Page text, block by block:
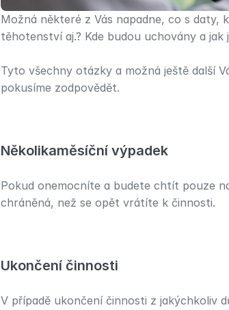
Možná některé z Vás napadne, co s
těhotenství aj.? Kde budou uchovány a
Tyto všechny otázky a možná ještě další
pokusíme zodpovědět.
Několikaměsíční výpadek
Pokud onemocníte a budete chtít pouze
chráněná, než se opět vrátíte k činnosti.
Ukončení činnosti
V případě ukončení činnosti z jakýchkoliv